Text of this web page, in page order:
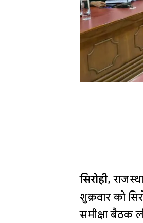
सिरोही,
शुक्रवार को
समीक्षा बैठक